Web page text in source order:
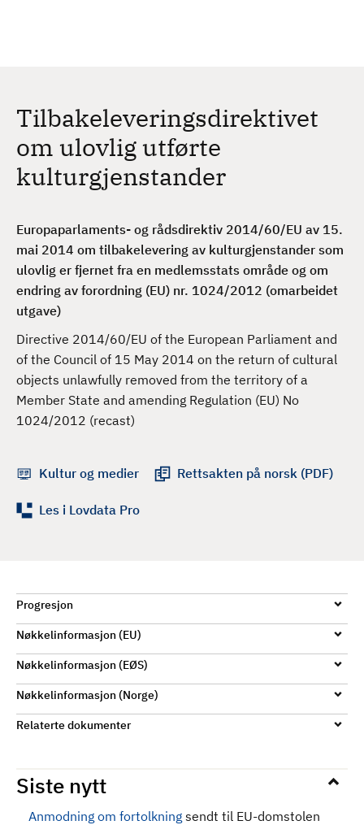
Tilbakeleveringsdirektivet
om ulovlig utførte
kulturgjenstander
Europaparlaments- og rådsdirektiv 2014/60/EU av 15.
mai 2014 om tilbakelevering av kulturgjenstander som
ulovlig er fjernet fra en medlemsstats område og om
endring av forordning (EU) nr. 1024/2012 (omarbeidet
utgave)
Directive 2014/60/EU of the European Parliament and
of the Council of 15 May 2014 on the return of cultural
objects unlawfully removed from the territory of a
Member State and amending Regulation (EU) No
1024/2012 (recast)
Kultur og medier Rettsakten på norsk (PDF)
Les i Lovdata Pro
Progresjon
Nøkkelinformasjon (EU)
Nøkkelinformasjon (EØS)
Nøkkelinformasjon (Norge)
Relaterte dokumenter
Siste nytt
Anmodning om fortolkning sendt til EU-domstolen